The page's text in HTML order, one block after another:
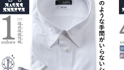
※【返品交換について】
返品交換希望の方は、商品到着後1週間以内に
下着(肌着)やワイシャツは商品の性質上、返
ご了承くださいませ。
※【ボトムの裾上げをご希望の場合】
裾上げ料金は500円+税となります。
備考欄に股下●cmとご記入下さい。（裾上げ